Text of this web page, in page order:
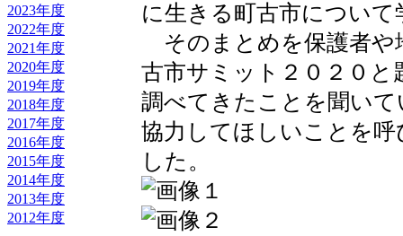
2023年度
2022年度
2021年度
2020年度
2019年度
2018年度
2017年度
2016年度
2015年度
2014年度
2013年度
2012年度
に生きる町古市につい
そのまとめを保護者や
古市サミット２０２０
調べてきたことを聞い
協力してほしいことを
した。